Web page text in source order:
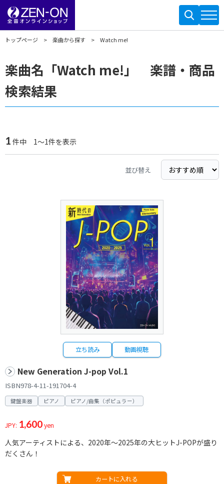
トップページ 楽曲から探す Watch me!
楽曲名「Watch me!」 楽譜・商品
検索結果
1 件中 1～1件を表示
並び替え
立ち読み 動画視聴
New Generation J-pop Vol.1
ISBN978-4-11-191704-4
鍵盤楽器 ピアノ ピアノ/曲集（ポピュラー）
JPY: 1,600yen
人気アーティストによる、2020年〜2025年の大ヒットJ-POPが盛り
だくさん！
カートに入れる